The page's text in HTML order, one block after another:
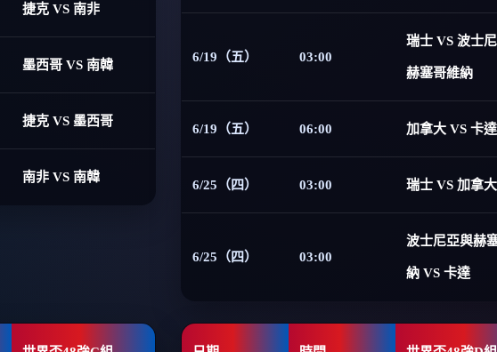
捷克 VS 南非
墨西哥 VS 南韓
捷克 VS 墨西哥
南非 VS 南韓
6/19（五） 03:00
瑞士 VS 波士
赫塞哥維納
6/19（五） 06:00 加拿大 VS 卡達
6/25（四） 03:00 瑞士 VS 加拿大
6/25（四） 03:00
波士尼亞與赫
納 VS 卡達